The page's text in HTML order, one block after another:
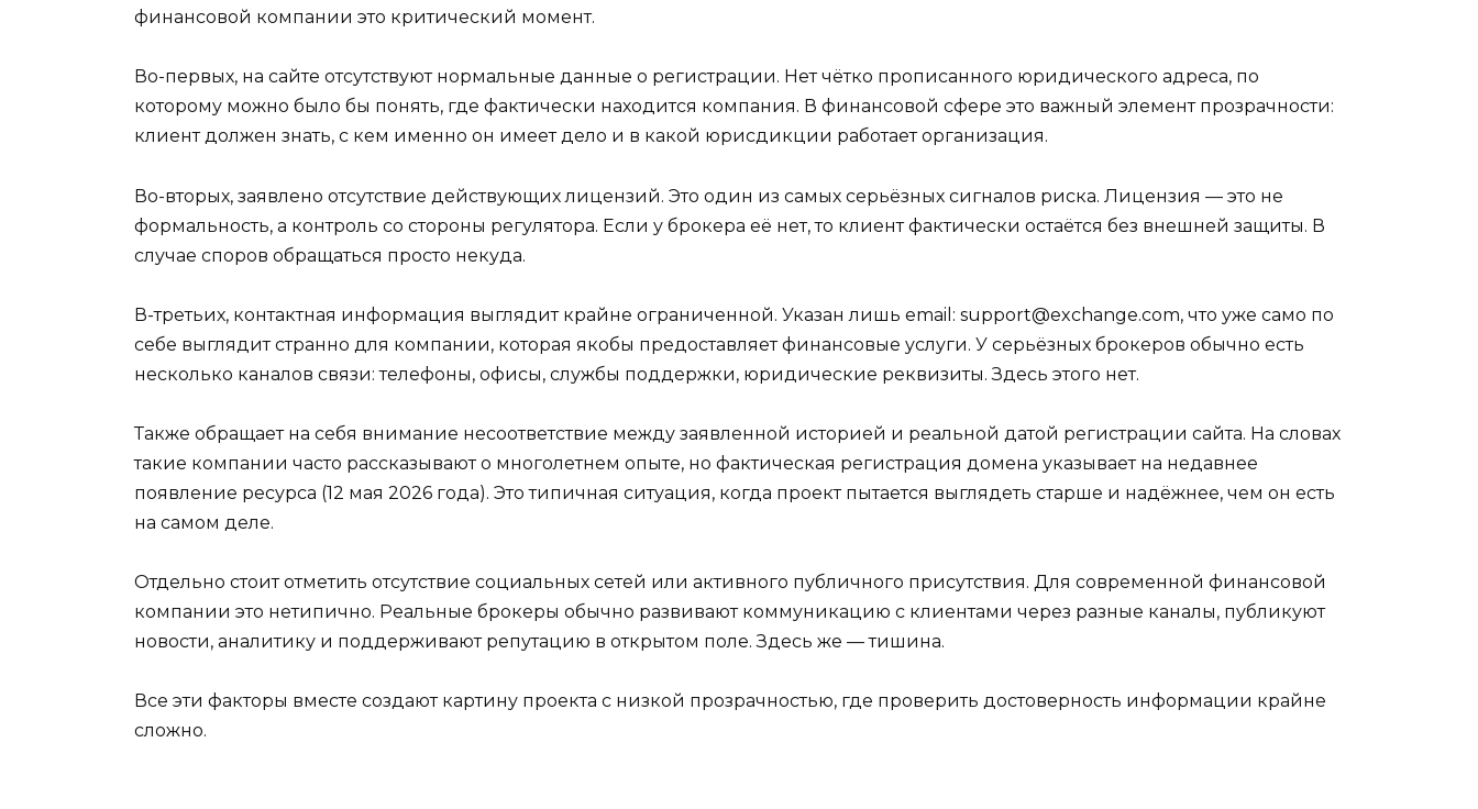
финансовой компании это критический момент.
Во-первых, на сайте отсутствуют нормальные данные о регистрации. Нет чётко прописанного юридического адреса, по
которому можно было бы понять, где фактически находится компания. В финансовой сфере это важный элемент прозрачности:
клиент должен знать, с кем именно он имеет дело и в какой юрисдикции работает организация.
Во-вторых, заявлено отсутствие действующих лицензий. Это один из самых серьёзных сигналов риска. Лицензия — это не
формальность, а контроль со стороны регулятора. Если у брокера её нет, то клиент фактически остаётся без внешней защиты. В
случае споров обращаться просто некуда.
В-третьих, контактная информация выглядит крайне ограниченной. Указан лишь email: support@exchange.com, что уже само по
себе выглядит странно для компании, которая якобы предоставляет финансовые услуги. У серьёзных брокеров обычно есть
несколько каналов связи: телефоны, офисы, службы поддержки, юридические реквизиты. Здесь этого нет.
Также обращает на себя внимание несоответствие между заявленной историей и реальной датой регистрации сайта. На словах
такие компании часто рассказывают о многолетнем опыте, но фактическая регистрация домена указывает на недавнее
появление ресурса (12 мая 2026 года). Это типичная ситуация, когда проект пытается выглядеть старше и надёжнее, чем он есть
на самом деле.
Отдельно стоит отметить отсутствие социальных сетей или активного публичного присутствия. Для современной финансовой
компании это нетипично. Реальные брокеры обычно развивают коммуникацию с клиентами через разные каналы, публикуют
новости, аналитику и поддерживают репутацию в открытом поле. Здесь же — тишина.
Все эти факторы вместе создают картину проекта с низкой прозрачностью, где проверить достоверность информации крайне
сложно.